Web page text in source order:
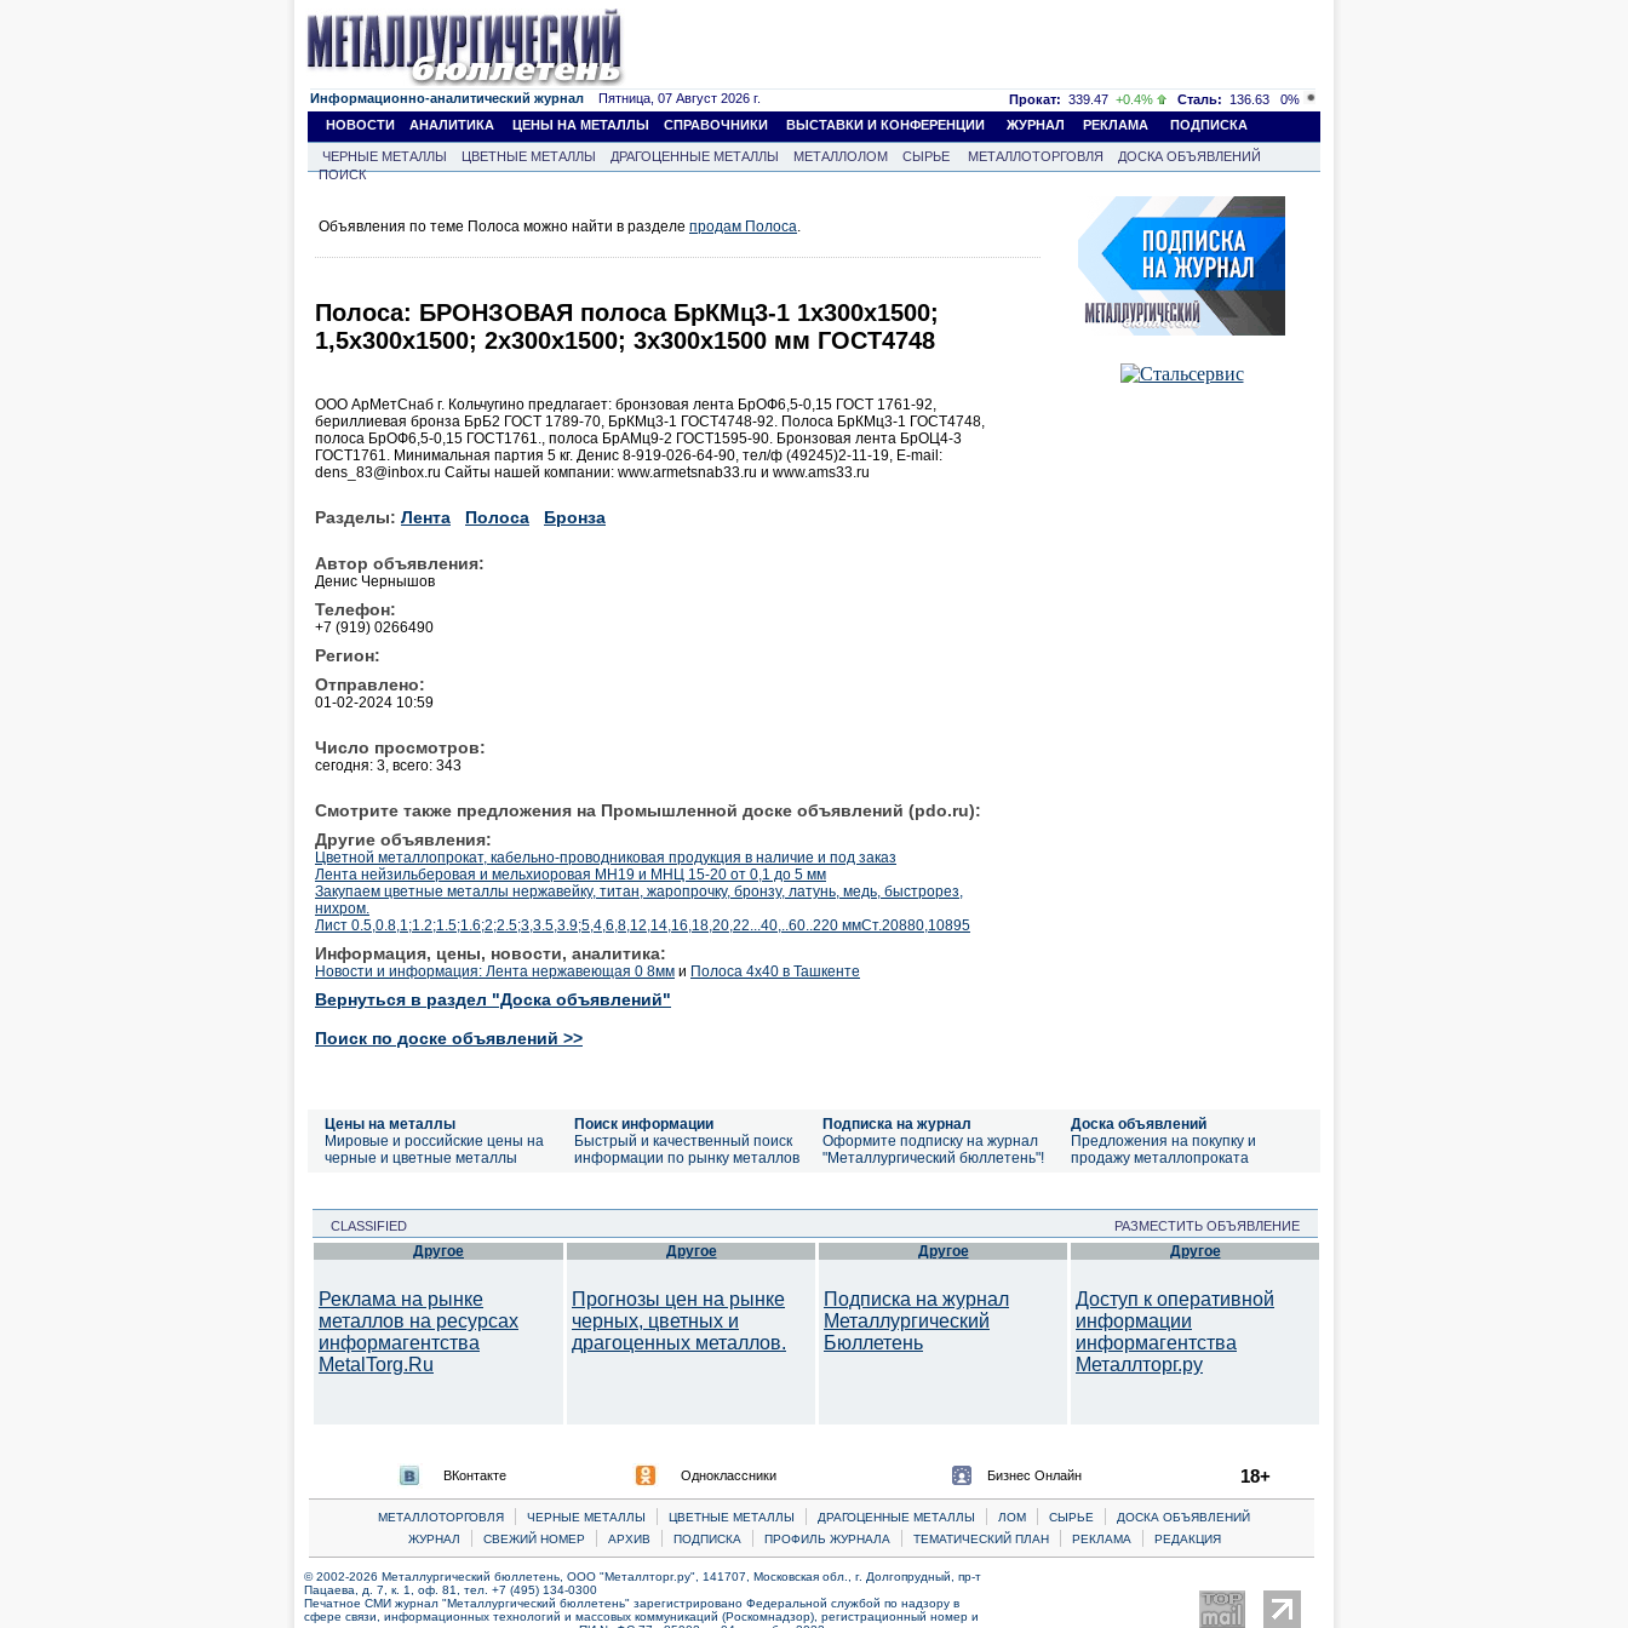
Информационно-аналитический журнал Пятница, 07 Август 2026 г. Прокат: 339.47 +0.4% Сталь: 136.63
0%
НОВОСТИ
АНАЛИТИКА ЦЕНЫ НА МЕТАЛЛЫ СПРАВОЧНИКИ ВЫСТАВКИ И КОНФЕРЕНЦИИ ЖУРНАЛ РЕКЛАМА ПОДПИСКА
ЧЕРНЫЕ МЕТАЛЛЫ ЦВЕТНЫЕ МЕТАЛЛЫ ДРАГОЦЕННЫЕ МЕТАЛЛЫ МЕТАЛЛОЛОМ СЫРЬЕ МЕТАЛЛОТОРГОВЛЯ
ДОСКА ОБЪЯВЛЕНИЙ
ПОИСК
Объявления по теме Полоса можно найти в разделе продам Полоса.
Полоса: БРОНЗОВАЯ полоса БрКМц3-1 1х300х1500;
1,5х300х1500; 2х300х1500; 3х300х1500 мм ГОСТ4748
ООО АрМетСнаб г. Кольчугино предлагает: бронзовая лента БрОФ6,5-0,15 ГОСТ 1761-92,
бериллиевая бронза БрБ2 ГОСТ 1789-70, БрКМц3-1 ГОСТ4748-92. Полоса БрКМц3-1 ГОСТ4748,
полоса БрОФ6,5-0,15 ГОСТ1761., полоса БрАМц9-2 ГОСТ1595-90. Бронзовая лента БрОЦ4-3
ГОСТ1761. Минимальная партия 5 кг. Денис 8-919-026-64-90, тел/ф (49245)2-11-19, Е-mail:
dens_83@inbox.ru Сайты нашей компании: www.armetsnab33.ru и www.ams33.ru
Разделы: Лента Полоса Бронза
Автор объявления:
Денис Чернышов
Телефон:
+7 (919) 0266490
Регион:
Отправлено:
01-02-2024 10:59
Число просмотров:
сегодня: 3, всего: 343
Смотрите также предложения на Промышленной доске объявлений (pdo.ru):
Другие объявления:
Цветной металлопрокат, кабельно-проводниковая продукция в наличие и под заказ
Лента нейзильберовая и мельхиоровая МН19 и МНЦ 15-20 от 0,1 до 5 мм
Закупаем цветные металлы нержавейку, титан, жаропрочку, бронзу, латунь, медь, быстрорез,
нихром.
Лист 0.5,0.8,1;1.2;1.5;1.6;2;2.5;3,3.5,3.9;5,4,6,8,12,14,16,18,20,22...40,..60..220 ммСт.20880,10895
Информация, цены, новости, аналитика:
Новости и информация: Лента нержавеющая 0 8мм и Полоса 4х40 в Ташкенте
Вернуться в раздел "Доска объявлений"
Поиск по доске объявлений >>
Цены на металлы
Мировые и российские цены на
черные и цветные металлы
Поиск информации
Быстрый и качественный поиск
информации по рынку металлов
Подписка на журнал
Оформите подписку на журнал
"Металлургический бюллетень"!
Доска объявлений
Предложения на покупку и
продажу металлопроката
CLASSIFIED РАЗМЕСТИТЬ ОБЪЯВЛЕНИЕ
Другое
Реклама на рынке
металлов на ресурсах
информагентства
MetalTorg.Ru
Другое
Прогнозы цен на рынке
черных, цветных и
драгоценных металлов.
Другое
Подписка на журнал
Металлургический
Бюллетень
Другое
Доступ к оперативной
информации
информагентства
Металлторг.ру
ВКонтакте Одноклассники Бизнес Онлайн 18+
МЕТАЛЛОТОРГОВЛЯ | ЧЕРНЫЕ МЕТАЛЛЫ | ЦВЕТНЫЕ МЕТАЛЛЫ | ДРАГОЦЕННЫЕ МЕТАЛЛЫ | ЛОМ | CЫРЬЕ |
ДОСКА ОБЪЯВЛЕНИЙ
ЖУРНАЛ
| СВЕЖИЙ НОМЕР | АРХИВ | ПОДПИСКА | ПРОФИЛЬ ЖУРНАЛА | ТЕМАТИЧЕСКИЙ ПЛАН | РЕКЛАМА | РЕДАКЦИЯ
© 2002-2026 Металлургический бюллетень, ООО "Металлторг.ру", 141707, Московская обл., г. Долгопрудный, пр-т
Пацаева, д. 7, к. 1, оф. 81, тел. +7 (495) 134-0300
Печатное СМИ журнал "Металлургический бюллетень" зарегистрировано Федеральной службой по надзору в
сфере связи, информационных технологий и массовых коммуникаций (Роскомнадзор), регистрационный номер и